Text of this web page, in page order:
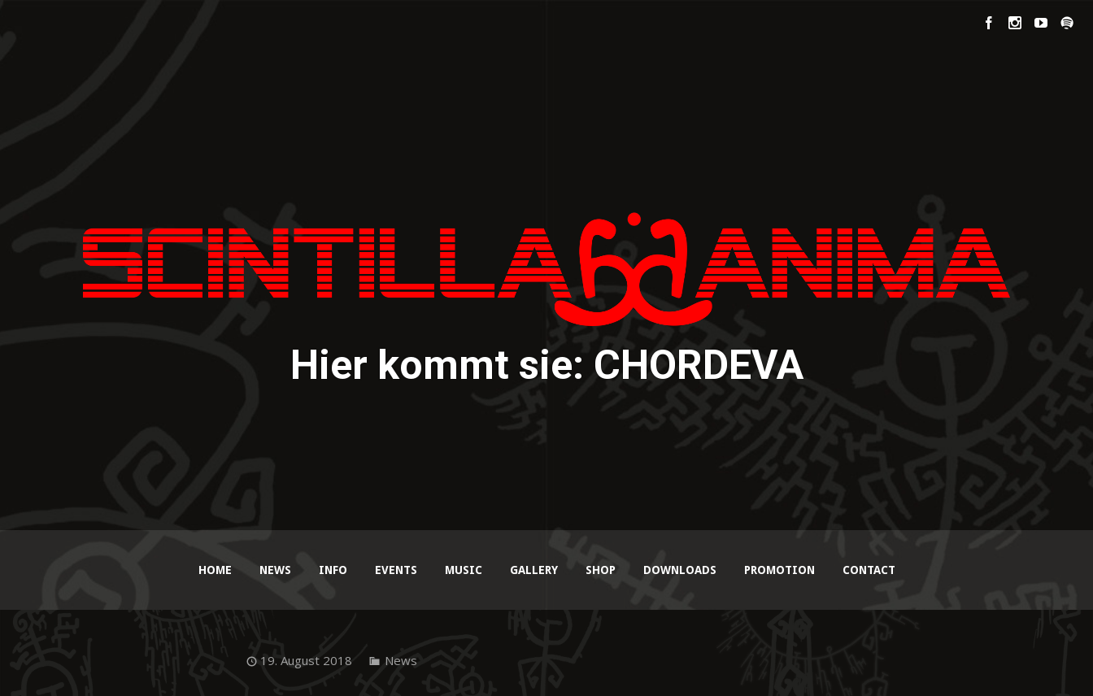
HOME NEWS INFO EVENTS MUSIC GALLERY SHOP DOWNLOADS PROMOTION CONTACT
Hier kommt sie: CHORDEVA
19. August 2018 News